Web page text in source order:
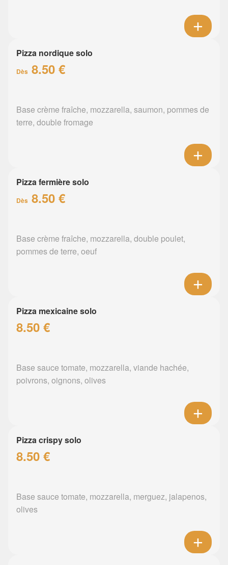
Pizza nordique solo
Dès 8.50 €
Base crème fraîche, mozzarella, saumon, pommes de
terre, double fromage
Pizza fermière solo
Dès 8.50 €
Base crème fraîche, mozzarella, double poulet,
pommes de terre, oeuf
Pizza mexicaine solo
8.50 €
Base sauce tomate, mozzarella, viande hachée,
poivrons, oignons, olives
Pizza crispy solo
8.50 €
Base sauce tomate, mozzarella, merguez, jalapenos,
olives